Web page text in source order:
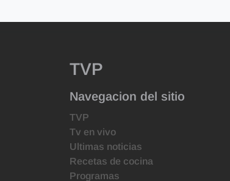
TVP
Navegacion del sitio
TVP
Tv en vivo
Ultimas noticias
Recetas de cocina
Programas